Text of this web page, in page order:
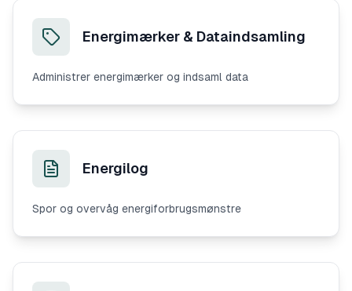
Energimærker & Dataindsamling
Administrer energimærker og indsaml data
Energilog
Spor og overvåg energiforbrugsmønstre